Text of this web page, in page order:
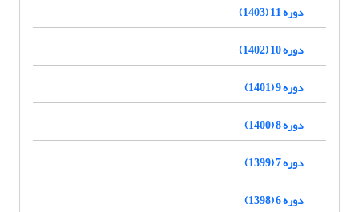
دوره 11 (1403)
دوره 10 (1402)
دوره 9 (1401)
دوره 8 (1400)
دوره 7 (1399)
دوره 6 (1398)